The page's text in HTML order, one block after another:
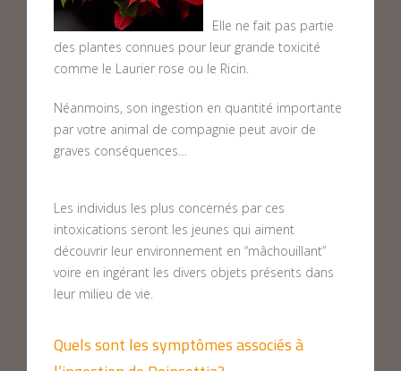
Elle ne fait pas partie
des plantes connues pour leur grande toxicité
comme le Laurier rose ou le Ricin.
Néanmoins, son ingestion en quantité importante
par votre animal de compagnie peut avoir de
graves conséquences…
Les individus les plus concernés par ces
intoxications seront les jeunes qui aiment
découvrir leur environnement en “mâchouillant”
voire en ingérant les divers objets présents dans
leur milieu de vie.
Quels sont les symptômes associés à